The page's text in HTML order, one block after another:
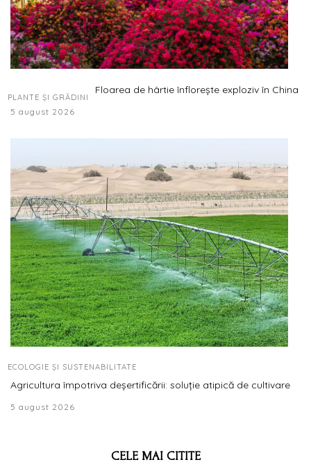
PLANTE ȘI GRĂDINI
Floarea de hârtie înflorește exploziv în China
5 august 2026
ECOLOGIE ȘI SUSTENABILITATE
Agricultura împotriva deșertificării: soluție atipică de cultivare
5 august 2026
CELE MAI CITITE